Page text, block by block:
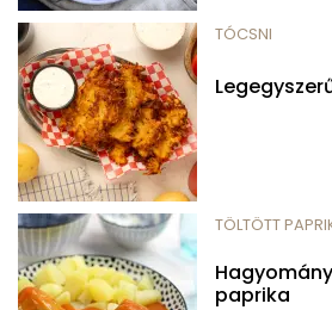
TÓCSNI
TÖLTÖTT
paprika